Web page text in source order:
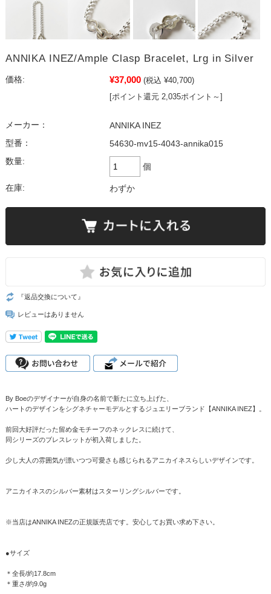
ANNIKA INEZ/Ample Clasp Bracelet, Lrg in Silver
価格: ¥37,000 (税込 ¥40,700)
[ポイント還元 2,035ポイント～]
メーカー：
ANNIKA INEZ
型番：
54630-mv15-4043-annika015
数量:
個
在庫: わずか
『返品交換について』
レビューはありません
By Boeのデザイナーが自身の名前で新たに立ち上げた、
ハートのデザインをシグネチャーモデルとするジュエリーブランド【ANNIKA INEZ】。
前回大好評だった留め金モチーフのネックレスに続けて、
同シリーズのブレスレットが初入荷しました。
少し大人の雰囲気が漂いつつ可愛さも感じられるアニカイネスらしいデザインです。
アニカイネスのシルバー素材はスターリングシルバーです。
※当店はANNIKA INEZの正規販売店です。安心してお買い求め下さい。
●サイズ
＊全長/約17.8cm
＊重さ/約9.0g